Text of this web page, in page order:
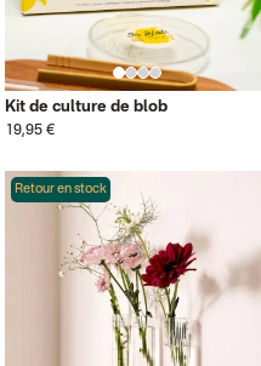
Kit de culture de blob
19,95 €
Retour en stock